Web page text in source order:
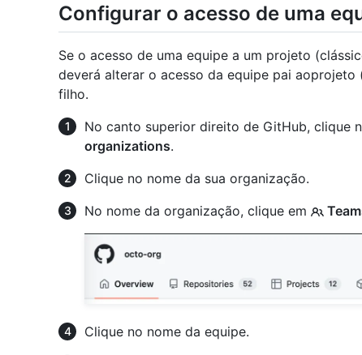
Configurar o acesso de uma
Se o acesso de uma equipe a um projeto
deverá alterar o acesso da equipe pai
filho.
No canto superior direito de GitHub, clique
organizations.
Clique no nome da sua organização.
No nome da organização, clique em
Clique no nome da equipe.